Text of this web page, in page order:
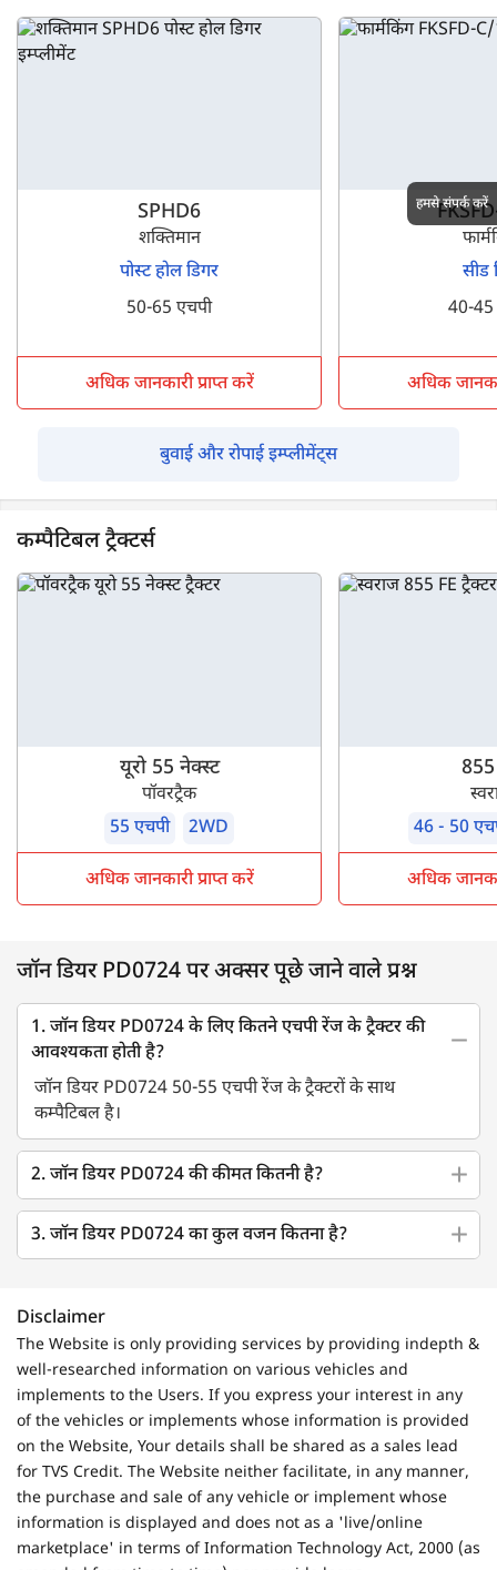
SPHD6
शक्तिमान
पोस्ट होल डिगर
50-65 एचपी
अधिक जानकारी प्राप्त करें
सीड
40-45
अधिक
बुवाई और रोपाई इम्प्लीमेंट्स
कम्पैटिबल ट्रैक्टर्स
यूरो 55 नेक्स्ट
पॉवरट्रैक
55 एचपी
2WD
अधिक जानकारी प्राप्त करें
46 - 50
अधिक
जॉन डियर PD0724 पर अक्सर पूछे जाने वाले प्रश्न
1. जॉन डियर PD0724 के लिए कितने एचपी रेंज के ट्रैक्टर की
आवश्यकता होती है?
जॉन डियर PD0724 50-55 एचपी रेंज के ट्रैक्टरों के साथ
कम्पैटिबल है।
2. जॉन डियर PD0724 की कीमत कितनी है?
3. जॉन डियर PD0724 का कुल वजन कितना है?
Disclaimer
The Website is only providing services by providing indepth &
well-researched information on various vehicles and
implements to the Users. If you express your interest in any
of the vehicles or implements whose information is provided
on the Website, Your details shall be shared as a sales lead
for TVS Credit. The Website neither facilitate, in any manner,
the purchase and sale of any vehicle or implement whose
information is displayed and does not as a 'live/online
marketplace' in terms of Information Technology Act, 2000 (as
हमसे संपर्क करें